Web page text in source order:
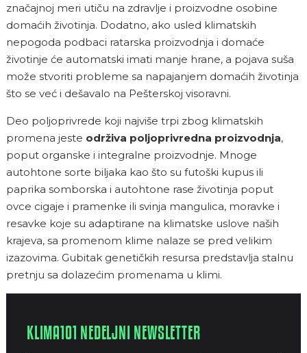
značajnoj meri utiču na zdravlje i proizvodne osobine
domaćih životinja. Dodatno, ako usled klimatskih
nepogoda podbaci ratarska proizvodnja i domaće
životinje će automatski imati manje hrane, a pojava suša
može stvoriti probleme sa napajanjem domaćih životinja
što se već i dešavalo na Pešterskoj visoravni.
Deo poljoprivrede koji najviše trpi zbog klimatskih
promena jeste održiva poljoprivredna proizvodnja,
poput organske i integralne proizvodnje. Mnoge
autohtone sorte biljaka kao što su futoški kupus ili
paprika somborska i autohtone rase životinja poput
ovce cigaje i pramenke ili svinja mangulica, moravke i
resavke koje su adaptirane na klimatske uslove naših
krajeva, sa promenom klime nalaze se pred velikim
izazovima. Gubitak genetičkih resursa predstavlja stalnu
pretnju sa dolazećim promenama u klimi.
KLIMA101 NEDELJNI NEWSLETTER